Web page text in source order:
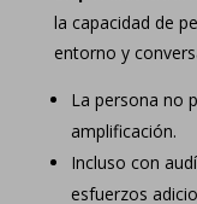
la capacidad de
entorno y
La persona no
amplificación.
Incluso con
esfuerzos